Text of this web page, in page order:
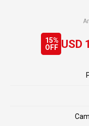
USD
15